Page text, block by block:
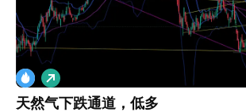
天然气下跌通道，低多
做
多